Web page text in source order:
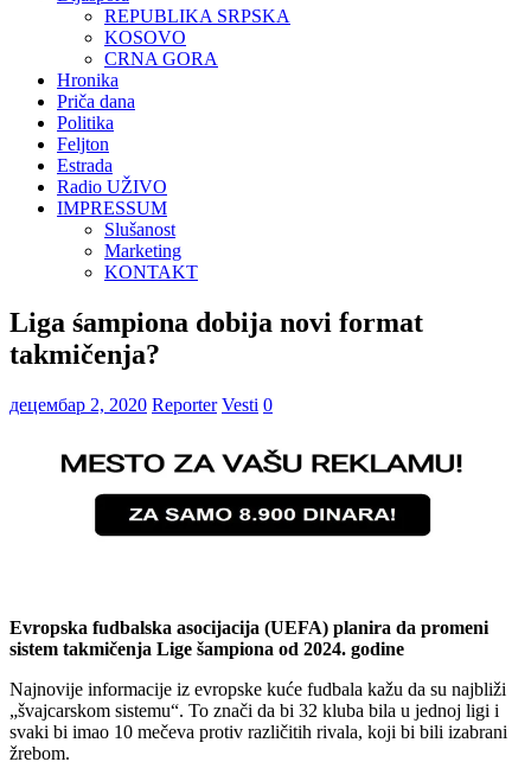
REPUBLIKA SRPSKA
KOSOVO
CRNA GORA
Hronika
Priča dana
Politika
Feljton
Estrada
Radio UŽIVO
IMPRESSUM
Slušanost
Marketing
KONTAKT
Liga śampiona dobija novi format
takmičenja?
децембар 2, 2020 Reporter Vesti 0
Evropska fudbalska asocijacija (UEFA) planira da promeni
sistem takmičenja Lige šampiona od 2024. godine
Najnovije informacije iz evropske kuće fudbala kažu da su najbliži
„švajcarskom sistemu“. To znači da bi 32 kluba bila u jednoj ligi i
svaki bi imao 10 mečeva protiv različitih rivala, koji bi bili izabrani
žrebom.